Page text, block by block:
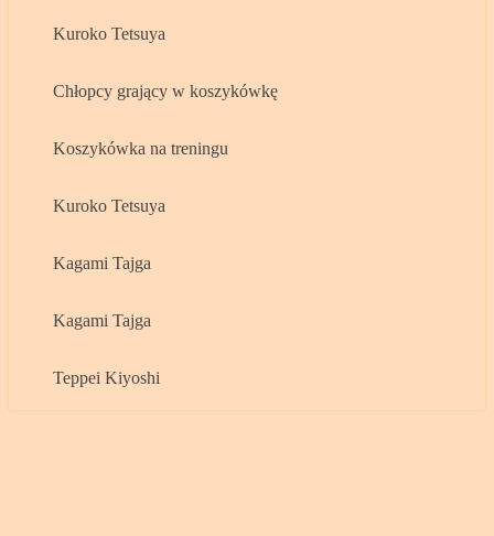
Kuroko Tetsuya
Chłopcy grający w koszykówkę
Koszykówka na treningu
Kuroko Tetsuya
Kagami Tajga
Kagami Tajga
Teppei Kiyoshi